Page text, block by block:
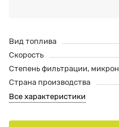
Вид топлива
Скорость
Степень фильтрации, микрон
Страна производства
Все характеристики